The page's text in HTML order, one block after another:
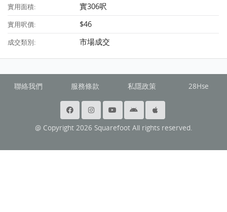
實用面積: 實306呎
實用呎價: $46
成交類別: 市場成交
聯絡我們 服務條款 私隱政策 28Hse
@ Copyright 2026 Squarefoot All rights reserved.